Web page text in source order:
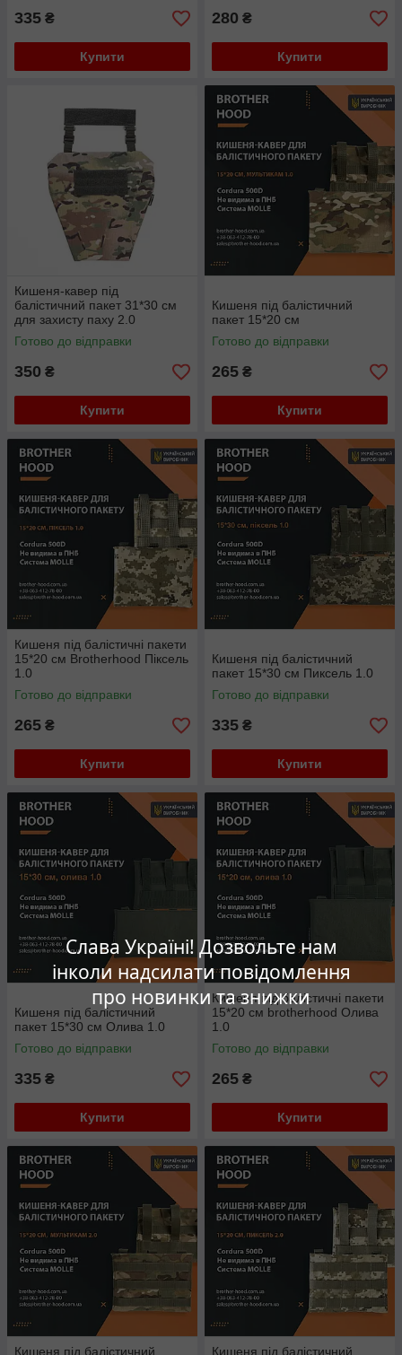
Слава Україні! Дозвольте нам
інколи надсилати повідомлення
про новинки та знижки
335 ₴
Купити
280 ₴
Купити
Кишеня-кавер під
балістичний пакет 31*30 см
для захисту паху 2.0
мультикам
Готово до відправки
350 ₴
Купити
Кишеня під балістичний
пакет 15*20 см
Готово до відправки
265 ₴
Купити
Кишеня під балістичні пакети
15*20 см Brotherhood Піксель
1.0
Готово до відправки
265 ₴
Купити
Кишеня під балістичний
пакет 15*30 см Пиксель 1.0
Готово до відправки
335 ₴
Купити
Кишеня під балістичний
пакет 15*30 см Олива 1.0
Готово до відправки
335 ₴
Купити
Кишеня під балістичні пакети
15*20 см brotherhood Олива
1.0
Готово до відправки
265 ₴
Купити
Кишеня під балістичний Кишеня під балістичний